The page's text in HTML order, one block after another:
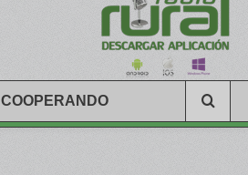
COOPERANDO